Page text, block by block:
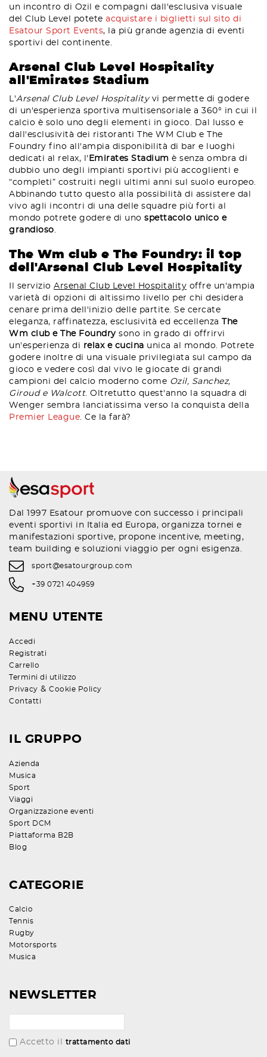
un incontro di Ozil e compagni dall'esclusiva visuale
del Club Level potete acquistare i biglietti sul sito di
Esatour Sport Events, la più grande agenzia di eventi
sportivi del continente.
Arsenal Club Level Hospitality
all'Emirates Stadium
L'Arsenal Club Level Hospitalityvi permette di godere
di un'esperienza sportiva multisensoriale a 360° in cui il
calcio è solo uno degli elementi in gioco. Dal lusso e
dall'esclusività dei ristoranti The WM Club e The
Foundry fino all'ampia disponibilità di bar e luoghi
dedicati al relax, l' Emirates Stadium è senza ombra di
dubbio uno degli impianti sportivi più accoglienti e
“completi” costruiti negli ultimi anni sul suolo europeo.
Abbinando tutto questo alla possibilità di assistere dal
vivo agli incontri di una delle squadre più forti al
mondo potrete godere di uno spettacolo unico e
grandioso
The Wm club e The Foundry: il top
dell'Arsenal Club Level Hospitality
Il servizio Arsenal Club Level Hospitality offre un'ampia
varietà di opzioni di altissimo livello per chi desidera
cenare prima dell'inizio delle partite. Se cercate
eleganza, raffinatezza, esclusività ed eccellenza The
Wm club e The Foundry sono in grado di offrirvi
un'esperienza di relax e cucina unica al mondo. Potrete
godere inoltre di una visuale privilegiata sul campo da
gioco e vedere così dal vivo le giocate di grandi
campioni del calcio moderno come Ozil, Sanchez,
Giroud e Walcott. Oltretutto quest'anno la squadra di
Wenger sembra lanciatissima verso la conquista della
Premier League . Ce la farà?
Dal 1997 Esatour promuove con successo i principali
eventi sportivi in Italia ed Europa, organizza tornei e
manifestazioni sportive, propone incentive, meeting,
team building e soluzioni viaggio per ogni esigenza.
sport@esatourgroup.com
+39 0721 404959
MENU UTENTE
Accedi
Registrati
Carrello
Termini di utilizzo
Privacy & Cookie Policy
Contatti
IL GRUPPO
Azienda
Musica
Sport
Viaggi
Organizzazione eventi
Sport DCM
Piattaforma B2B
Blog
CATEGORIE
Calcio
Tennis
Rugby
Motorsports
Musica
NEWSLETTER
Accetto il trattamento dati